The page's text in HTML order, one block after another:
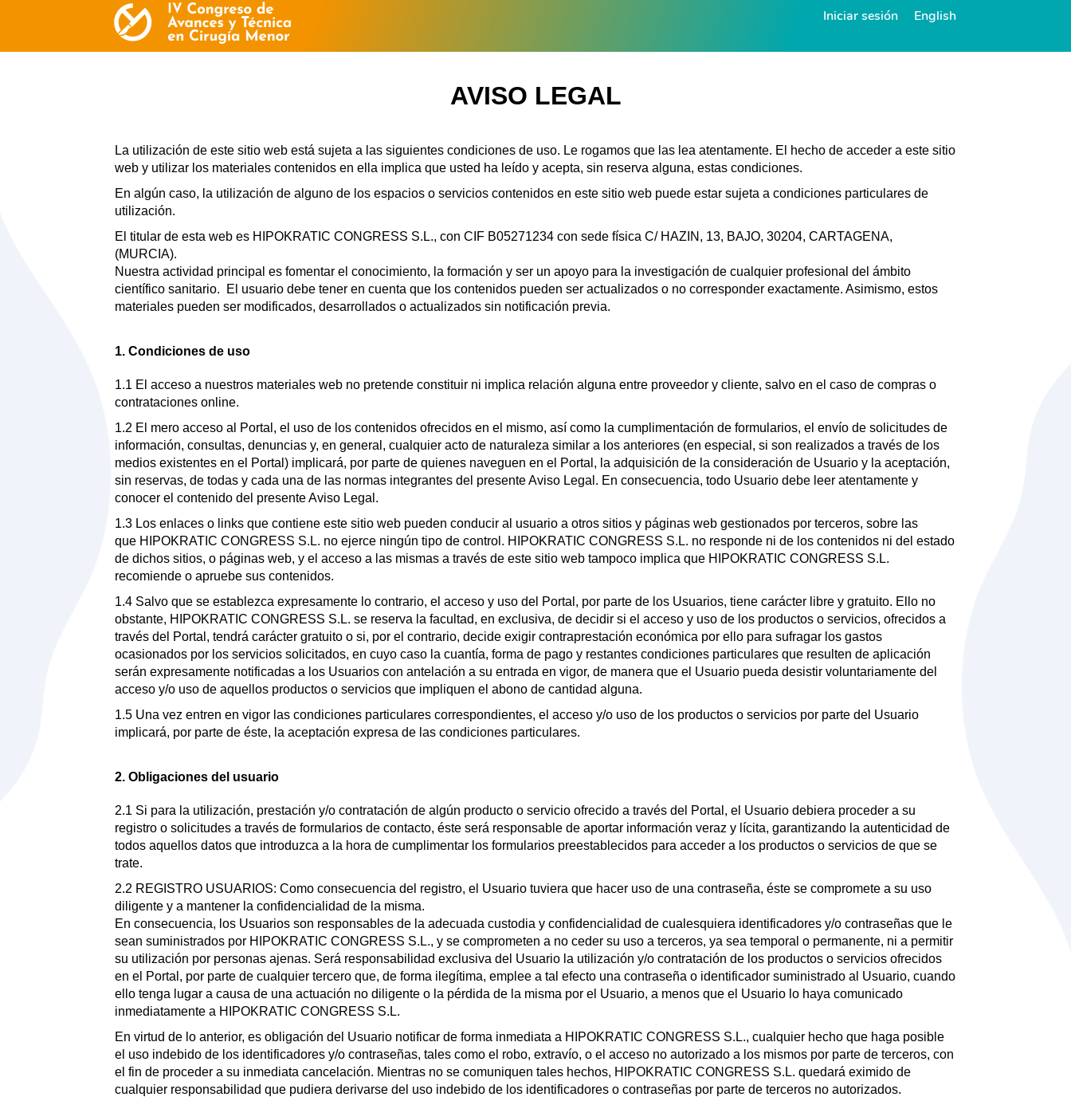
Iniciar sesión English
AVISO LEGAL
La utilización de este sitio web está sujeta a las siguientes condiciones de uso. Le rogamos que las lea atentamente. El hecho de acceder a este sitio
web y utilizar los materiales contenidos en ella implica que usted ha leído y acepta, sin reserva alguna, estas condiciones.
En algún caso, la utilización de alguno de los espacios o servicios contenidos en este sitio web puede estar sujeta a condiciones particulares de
utilización.
El titular de esta web es HIPOKRATIC CONGRESS S.L., con CIF B05271234 con sede física C/ HAZIN, 13, BAJO, 30204, CARTAGENA,
(MURCIA).
Nuestra actividad principal es fomentar el conocimiento, la formación y ser un apoyo para la investigación de cualquier profesional del ámbito
científico sanitario. El usuario debe tener en cuenta que los contenidos pueden ser actualizados o no corresponder exactamente. Asimismo, estos
materiales pueden ser modificados, desarrollados o actualizados sin notificación previa.
1. Condiciones de uso
1.1 El acceso a nuestros materiales web no pretende constituir ni implica relación alguna entre proveedor y cliente, salvo en el caso de compras o
contrataciones online.
1.2 El mero acceso al Portal, el uso de los contenidos ofrecidos en el mismo, así como la cumplimentación de formularios, el envío de solicitudes de
información, consultas, denuncias y, en general, cualquier acto de naturaleza similar a los anteriores (en especial, si son realizados a través de los
medios existentes en el Portal) implicará, por parte de quienes naveguen en el Portal, la adquisición de la consideración de Usuario y la aceptación,
sin reservas, de todas y cada una de las normas integrantes del presente Aviso Legal. En consecuencia, todo Usuario debe leer atentamente y
conocer el contenido del presente Aviso Legal.
1.3 Los enlaces o links que contiene este sitio web pueden conducir al usuario a otros sitios y páginas web gestionados por terceros, sobre las
que HIPOKRATIC CONGRESS S.L. no ejerce ningún tipo de control. HIPOKRATIC CONGRESS S.L. no responde ni de los contenidos ni del estado
de dichos sitios, o páginas web, y el acceso a las mismas a través de este sitio web tampoco implica que HIPOKRATIC CONGRESS S.L.
recomiende o apruebe sus contenidos.
1.4 Salvo que se establezca expresamente lo contrario, el acceso y uso del Portal, por parte de los Usuarios, tiene carácter libre y gratuito. Ello no
obstante, HIPOKRATIC CONGRESS S.L. se reserva la facultad, en exclusiva, de decidir si el acceso y uso de los productos o servicios, ofrecidos a
través del Portal, tendrá carácter gratuito o si, por el contrario, decide exigir contraprestación económica por ello para sufragar los gastos
ocasionados por los servicios solicitados, en cuyo caso la cuantía, forma de pago y restantes condiciones particulares que resulten de aplicación
serán expresamente notificadas a los Usuarios con antelación a su entrada en vigor, de manera que el Usuario pueda desistir voluntariamente del
acceso y/o uso de aquellos productos o servicios que impliquen el abono de cantidad alguna.
1.5 Una vez entren en vigor las condiciones particulares correspondientes, el acceso y/o uso de los productos o servicios por parte del Usuario
implicará, por parte de éste, la aceptación expresa de las condiciones particulares.
2. Obligaciones del usuario
2.1 Si para la utilización, prestación y/o contratación de algún producto o servicio ofrecido a través del Portal, el Usuario debiera proceder a su
registro o solicitudes a través de formularios de contacto, éste será responsable de aportar información veraz y lícita, garantizando la autenticidad de
todos aquellos datos que introduzca a la hora de cumplimentar los formularios preestablecidos para acceder a los productos o servicios de que se
trate.
2.2 REGISTRO USUARIOS: Como consecuencia del registro, el Usuario tuviera que hacer uso de una contraseña, éste se compromete a su uso
diligente y a mantener la confidencialidad de la misma.
En consecuencia, los Usuarios son responsables de la adecuada custodia y confidencialidad de cualesquiera identificadores y/o contraseñas que le
sean suministrados por HIPOKRATIC CONGRESS S.L., y se comprometen a no ceder su uso a terceros, ya sea temporal o permanente, ni a permitir
su utilización por personas ajenas. Será responsabilidad exclusiva del Usuario la utilización y/o contratación de los productos o servicios ofrecidos
en el Portal, por parte de cualquier tercero que, de forma ilegítima, emplee a tal efecto una contraseña o identificador suministrado al Usuario, cuando
ello tenga lugar a causa de una actuación no diligente o la pérdida de la misma por el Usuario, a menos que el Usuario lo haya comunicado
inmediatamente a HIPOKRATIC CONGRESS S.L.
En virtud de lo anterior, es obligación del Usuario notificar de forma inmediata a HIPOKRATIC CONGRESS S.L., cualquier hecho que haga posible
el uso indebido de los identificadores y/o contraseñas, tales como el robo, extravío, o el acceso no autorizado a los mismos por parte de terceros, con
el fin de proceder a su inmediata cancelación. Mientras no se comuniquen tales hechos, HIPOKRATIC CONGRESS S.L. quedará eximido de
cualquier responsabilidad que pudiera derivarse del uso indebido de los identificadores o contraseñas por parte de terceros no autorizados.